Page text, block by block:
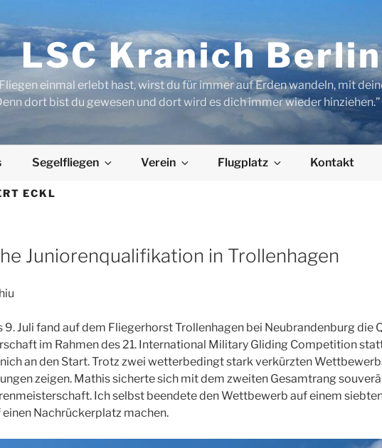
LSC Kranich
einmal erlebt hast, wirst du für immer auf Erden wandeln, mit
dort bist du gewesen und dort wird es dich immer wieder
Segelfliegen Verein Flugplatz Kontakt
ECKL
Juniorenqualifikation in Trollenhagen
9. Juli fand auf dem Fliegerhorst Trollenhagen bei Neubrandenburg die
im Rahmen des 21. International Military Gliding Competition
an den Start. Trotz zwei wetterbedingt stark verkürzten
zeigen. Mathis sicherte sich mit dem zweiten Gesamtrang
Ich selbst beendete den Wettbewerb auf einem
Nachrückerplatz machen.